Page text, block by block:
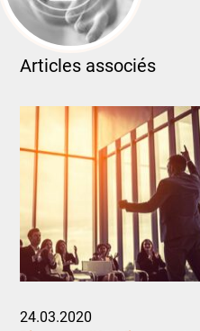
Articles associés
24.03.2020